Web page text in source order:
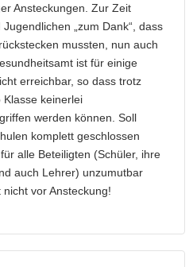
Ansteckungen. Zur Zeit
Jugendlichen „zum Dank“, dass
mussten, nun auch
ist für einige
erreichbar, so dass trotz
keinerlei
werden können. Soll
komplett geschlossen
alle Beteiligten (Schüler, ihre
auch Lehrer) unzumutbar
vor Ansteckung!